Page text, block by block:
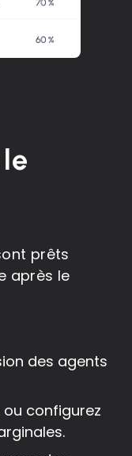
prêts
après le
des agents
configurez